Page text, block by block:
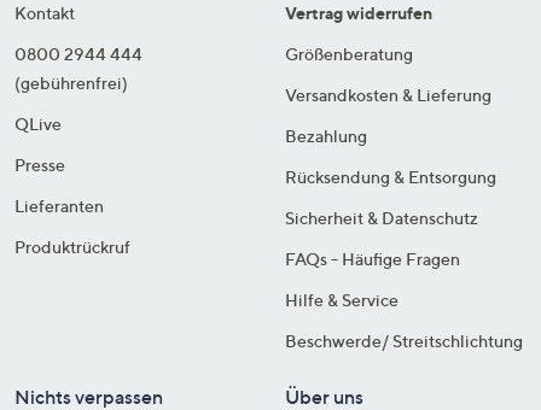
Kontakt
0800 2944 444
(gebührenfrei)
QLive
Presse
Lieferanten
Produktrückruf
Vertrag widerrufen
Größenberatung
Versandkosten & Lieferung
Bezahlung
Rücksendung & Entsorgung
Sicherheit & Datenschutz
FAQs - Häufige Fragen
Hilfe & Service
Beschwerde/ Streitschlichtung
Nichts verpassen Über uns